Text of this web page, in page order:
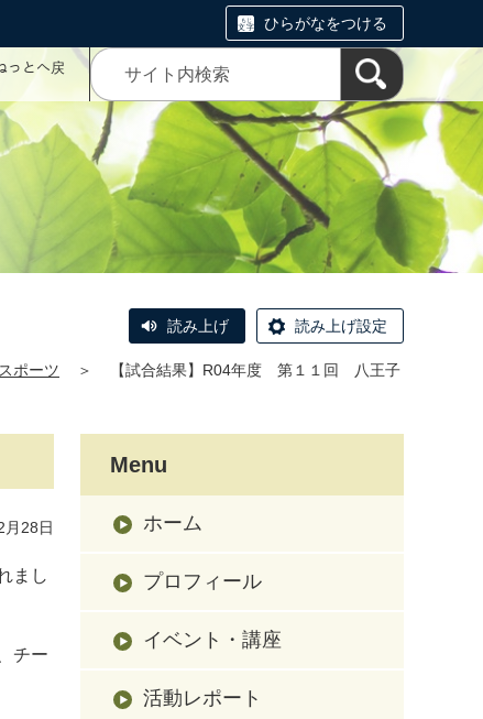
ひらがなをつける
っとへ戻
読み上げ 読み上げ設定
ポーツ ＞
【試合結果】R04年度 第１１回 八王子
28日
まし
チー
Menu
ホーム
プロフィール
イベント・講座
活動レポート